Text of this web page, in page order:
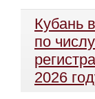
Кубань
по
2026